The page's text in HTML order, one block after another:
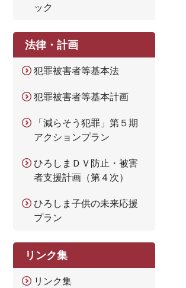
ック
法律・計画
犯罪被害者等基本法
犯罪被害者等基本計画
「減らそう犯罪」第５期
アクションプラン
ひろしまＤＶ防止・被害
者支援計画（第４次）
ひろしま子供の未来応援
プラン
リンク集
リンク集